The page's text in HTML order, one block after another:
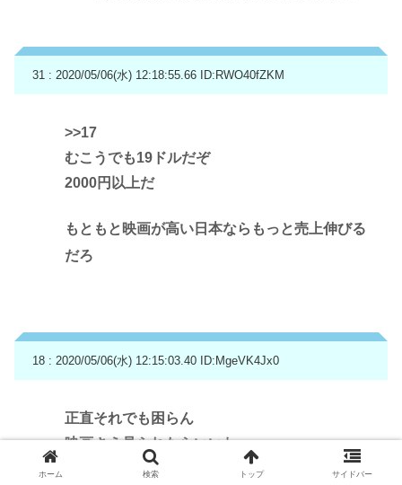
31 : 2020/05/06(水) 12:18:55.66 ID:RWO40fZKM
>>17
むこうでも19ドルだぞ
2000円以上だ
もともと映画が高い日本ならもっと売上伸びる
だろ
18 : 2020/05/06(水) 12:15:03.40 ID:MgeVK4Jx0
正直それでも困らん
映画さえ見られたらいいわ
ホーム 検索 トップ サイドバー